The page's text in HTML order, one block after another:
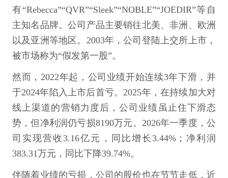
有“Rebecca”“QVR”“Sleek”“NOBLE”“JOEDIR”等自
主知名品牌。公司产品主要销往北美、非洲、欧洲
以及亚洲等地区。2003年，公司登陆上交所上市，
被市场称为“假发第一股”。
然而，2022年起，公司业绩开始连续3年下滑，并
于2024年陷入上市后首亏。2025年，在持续加大对
线上渠道的营销力度后，公司业绩虽止住下滑态
势，但净利润仍亏损8190万元。2026年一季度，公
司实现营收3.16亿元，同比增长3.44%；净利润
383.31万元，同比下降39.74%。
伴随着业绩的亏损，公司的股价也在节节走低，近